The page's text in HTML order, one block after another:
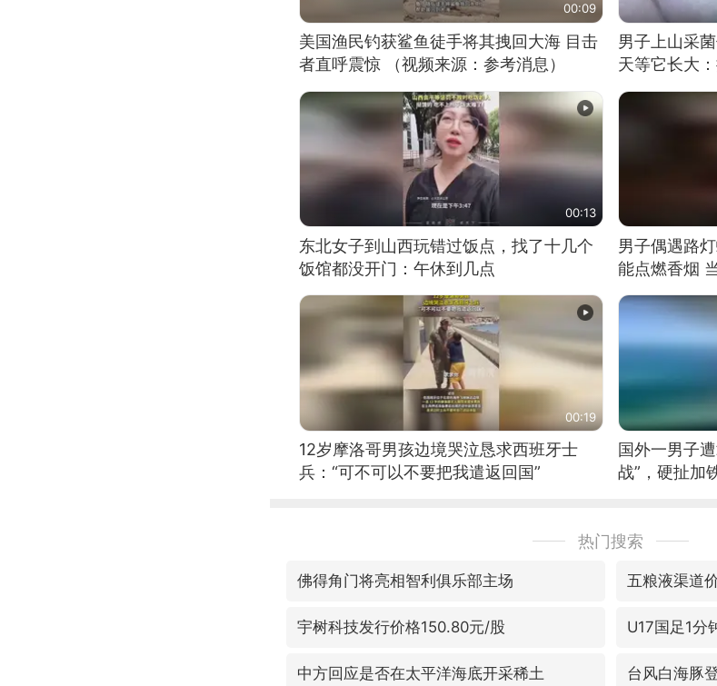
00:09
美国渔民钓获鲨鱼徒手将其拽回大海 目击
者直呼震惊 （视频来源：参考消息）
男子上山采
天等它长大
00:13
东北女子到山西玩错过饭点，找了十几个
饭馆都没开门：午休到几点
男子偶遇路
能点燃香烟
00:19
12岁摩洛哥男孩边境哭泣恳求西班牙士
兵：“可不可以不要把我遣返回国”
国外一男子
战”，硬扯加
热门搜索
佛得角门将亮相智利俱乐部主场 五粮液渠道
宇树科技发行价格150.80元/股 U17国足1分
中方回应是否在太平洋海底开采稀土 台风白海豚